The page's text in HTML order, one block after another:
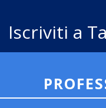
Iscriviti a